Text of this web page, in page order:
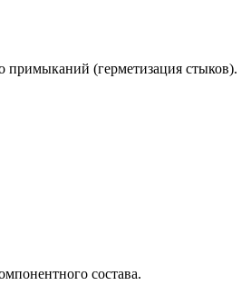
примыканий (герметизация стыков).
состава.